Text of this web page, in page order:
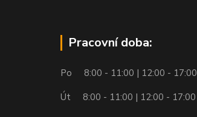
Pracovní doba:
Po 8:00 - 11:00 | 12:00 - 17:00
Út 8:00 - 11:00 | 12:00 - 17:00